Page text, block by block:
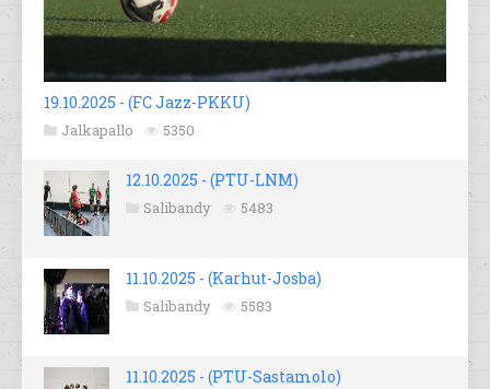
19.10.2025 - (FC Jazz-PKKU)
Jalkapallo 5350
12.10.2025 - (PTU-LNM)
Salibandy 5483
11.10.2025 - (Karhut-Josba)
Salibandy 5583
11.10.2025 - (PTU-Sastamolo)